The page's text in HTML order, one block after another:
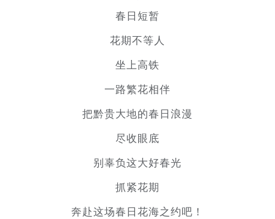
春日短暂
花期不等人
坐上高铁
一路繁花相伴
把黔贵大地的春日浪漫
尽收眼底
别辜负这大好春光
抓紧花期
奔赴这场春日花海之约吧！